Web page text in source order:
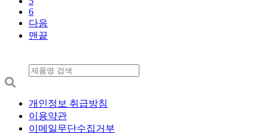
6
다음
맨끝
개인정보 취급방침
이용약관
이메일무단수집거부